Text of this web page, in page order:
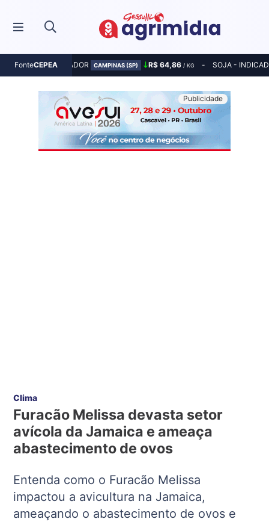
FonteCEPEA
MILHO - INDICADOR CAMPINAS (SP) R$ 64,86 / KG SOJA -
Clima
Furacão Melissa devasta setor
avícola da Jamaica e ameaça
abastecimento de ovos
Entenda como o Furacão Melissa
impactou a avicultura na Jamaica,
ameaçando o abastecimento de ovos e